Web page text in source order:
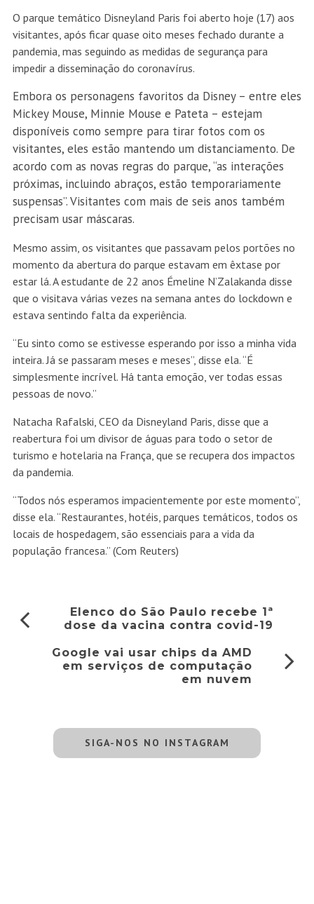
O parque temático Disneyland Paris foi aberto hoje (17) aos
visitantes, após ficar quase oito meses fechado durante a
pandemia, mas seguindo as medidas de segurança para
impedir a disseminação do coronavírus.
Embora os personagens favoritos da Disney – entre eles
Mickey Mouse, Minnie Mouse e Pateta – estejam
disponíveis como sempre para tirar fotos com os
visitantes, eles estão mantendo um distanciamento. De
acordo com as novas regras do parque, “as interações
próximas, incluindo abraços, estão temporariamente
suspensas”. Visitantes com mais de seis anos também
precisam usar máscaras.
Mesmo assim, os visitantes que passavam pelos portões no
momento da abertura do parque estavam em êxtase por
estar lá. A estudante de 22 anos Émeline N’Zalakanda disse
que o visitava várias vezes na semana antes do lockdown e
estava sentindo falta da experiência.
“Eu sinto como se estivesse esperando por isso a minha vida
inteira. Já se passaram meses e meses”, disse ela. “É
simplesmente incrível. Há tanta emoção, ver todas essas
pessoas de novo.”
Natacha Rafalski, CEO da Disneyland Paris, disse que a
reabertura foi um divisor de águas para todo o setor de
turismo e hotelaria na França, que se recupera dos impactos
da pandemia.
“Todos nós esperamos impacientemente por este momento”,
disse ela. “Restaurantes, hotéis, parques temáticos, todos os
locais de hospedagem, são essenciais para a vida da
população francesa.” (Com Reuters)
Elenco do São Paulo recebe 1ª
dose da vacina contra covid-19
Google vai usar chips da AMD
em serviços de computação
em nuvem
SIGA-NOS NO INSTAGRAM